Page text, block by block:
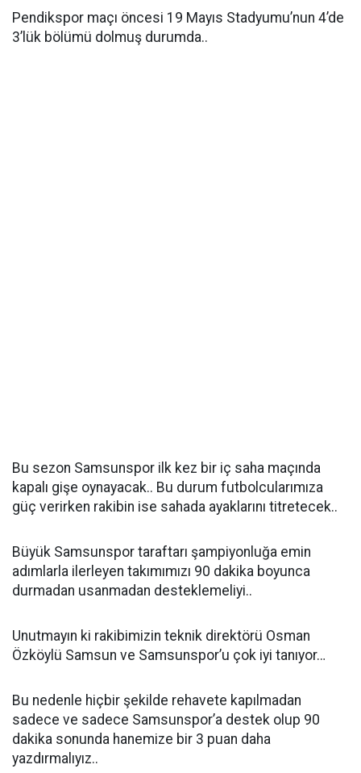
Pendikspor maçı öncesi 19 Mayıs Stadyumu’nun 4’de
3’lük bölümü dolmuş durumda..
Bu sezon Samsunspor ilk kez bir iç saha maçında
kapalı gişe oynayacak.. Bu durum futbolcularımıza
güç verirken rakibin ise sahada ayaklarını titretecek..
Büyük Samsunspor taraftarı şampiyonluğa emin
adımlarla ilerleyen takımımızı 90 dakika boyunca
durmadan usanmadan desteklemeliyi..
Unutmayın ki rakibimizin teknik direktörü Osman
Özköylü Samsun ve Samsunspor’u çok iyi tanıyor…
Bu nedenle hiçbir şekilde rehavete kapılmadan
sadece ve sadece Samsunspor’a destek olup 90
dakika sonunda hanemize bir 3 puan daha
yazdırmalıyız..